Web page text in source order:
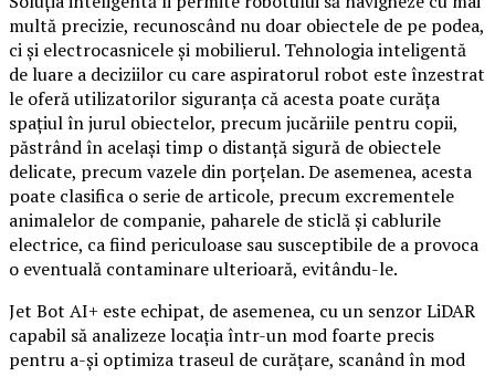
multă precizie, recunoscând nu doar obiectele de pe podea,
ci și electrocasnicele și mobilierul. Tehnologia inteligentă
de luare a deciziilor cu care aspiratorul robot este înzestrat
le oferă utilizatorilor siguranța că acesta poate curăța
spațiul în jurul obiectelor, precum jucăriile pentru copii,
păstrând în același timp o distanță sigură de obiectele
delicate, precum vazele din porțelan. De asemenea, acesta
poate clasifica o serie de articole, precum excrementele
animalelor de companie, paharele de sticlă și cablurile
electrice, ca fiind periculoase sau susceptibile de a provoca
o eventuală contaminare ulterioară, evitându-le.
Jet Bot AI+ este echipat, de asemenea, cu un senzor LiDAR
capabil să analizeze locația într-un mod foarte precis
pentru a-și optimiza traseul de curățare, scanând în mod